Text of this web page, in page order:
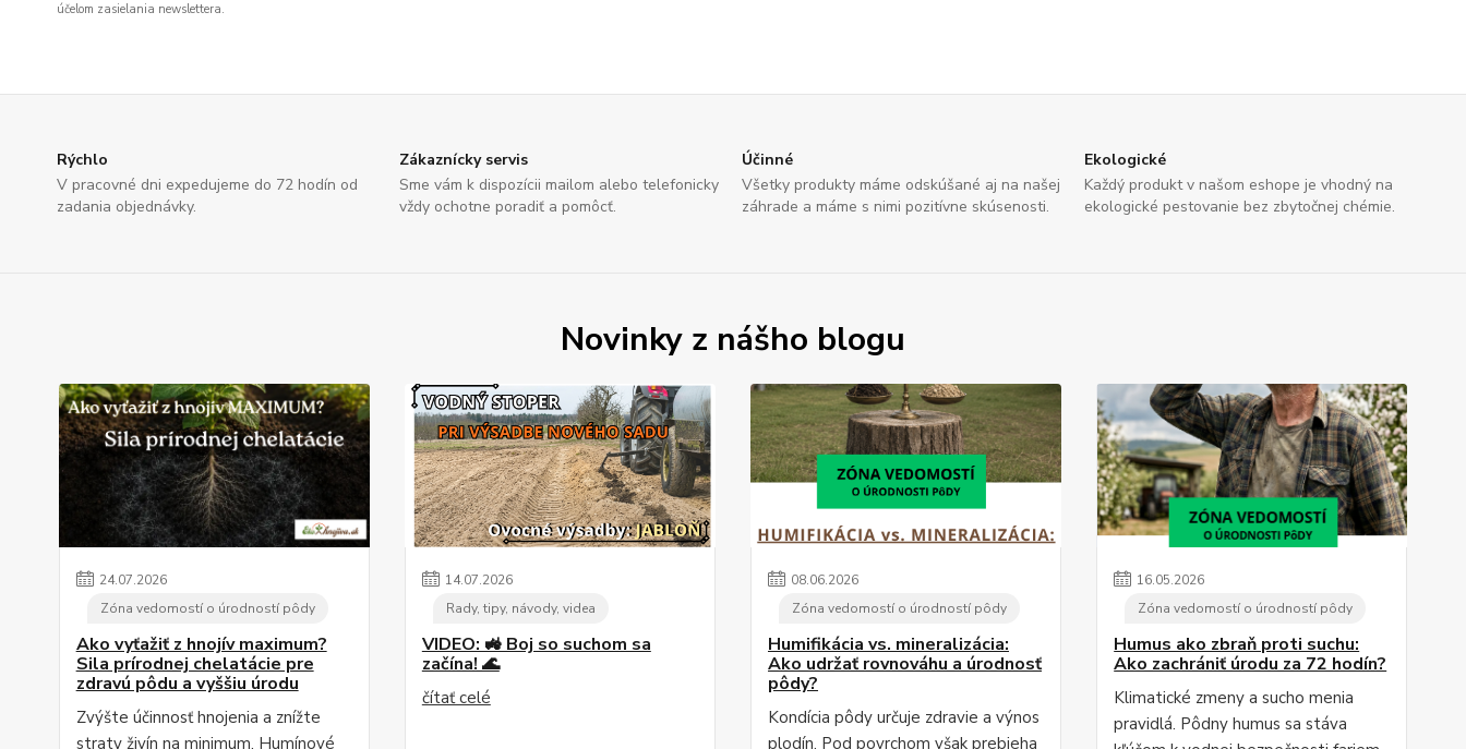
účelom zasielania newslettera.
Rýchlo
V pracovné dni expedujeme do 72 hodín od
zadania objednávky.
Zákaznícky servis
Sme vám k dispozícii mailom alebo telefonicky
vždy ochotne poradiť a pomôcť.
Účinné
Všetky produkty máme odskúšané aj na našej
záhrade a máme s nimi pozitívne skúsenosti.
Ekologické
Každý produkt v našom eshope je vhodný na
ekologické pestovanie bez zbytočnej chémie.
Novinky z nášho blogu
24.07.2026
Zóna vedomostí o úrodností pôdy
Ako vyťažiť z hnojív maximum?
Sila prírodnej chelatácie pre
zdravú pôdu a vyššiu úrodu
Zvýšte účinnosť hnojenia a znížte
straty živín na minimum. Humínové
14.07.2026
Rady, tipy, návody, videa
VIDEO: 🚜 Boj so suchom sa
začína! 🌊
čítať celé
08.06.2026
Zóna vedomostí o úrodností pôdy
Humifikácia vs. mineralizácia:
Ako udržať rovnováhu a úrodnosť
pôdy?
Kondícia pôdy určuje zdravie a výnos
plodín. Pod povrchom však prebieha
16.05.2026
Zóna vedomostí o úrodností pôdy
Humus ako zbraň proti suchu:
Ako zachrániť úrodu za 72 hodín?
Klimatické zmeny a sucho menia
pravidlá. Pôdny humus sa stáva